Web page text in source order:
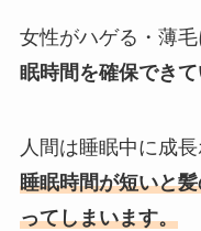
女性がハゲる・薄毛
眠時間を確保でき
人間は睡眠中に成
睡眠時間が短いと
ってしまいます。